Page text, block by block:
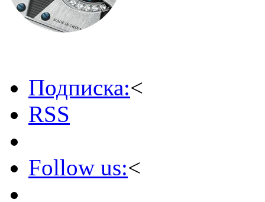
Подписка:<
RSS
Follow us:<